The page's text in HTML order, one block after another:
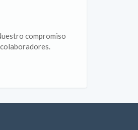
compromiso